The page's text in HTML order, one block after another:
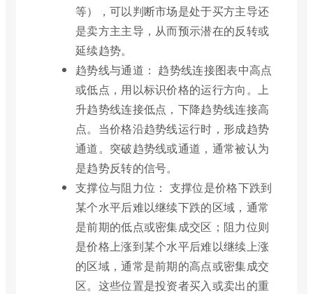
等），可以判断市场是处于买方主导还
是卖方主主导，从而预示潜在的反转或
延续趋势。
趋势线与通道： 趋势线连接图表中高点
或低点，用以标识价格的运行方向。上
升趋势线连接低点，下降趋势线连接高
点。当价格沿趋势线运行时，形成趋势
通道。突破趋势线或通道，通常被认为
是趋势反转的信号。
支撑位与阻力位： 支撑位是价格下跌到
某个水平后难以继续下跌的区域，通常
是前期的低点或密集成交区；阻力位则
是价格上涨到某个水平后难以继续上涨
的区域，通常是前期的高点或密集成交
区。这些位置是投资者买入或卖出的重